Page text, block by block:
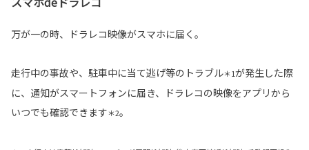
万が一の時、ドラレコ映像がスマホに届く。
走行中の事故や、駐車中に当て逃げ等のトラブル＊1が発生した際
に、通知がスマートフォンに届き、ドラレコの映像をアプリから
いつでも確認できます＊2。